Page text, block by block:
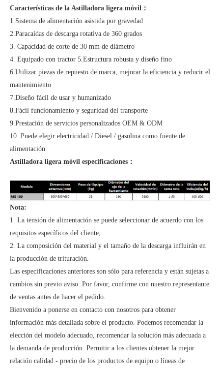
Características de la Astilladora ligera móvil：
1.Sistema de alimentación asistida por gravedad
2.Paracaídas de descarga rotativa de 360 grados
3. Capacidad de corte de 30 mm de diámetro
4. Equipado con tractor 5.Estructura robusta y diseño fino
6.Utilizar piezas de repuesto de marca, mejorar la eficiencia y reducir el
mantenimiento
7.Diseño fácil de usar y humanizado
8.Fácil funcionamiento y seguridad del transporte
9.Prestación de servicios personalizados OEM & ODM
10. Puede elegir electricidad / Diesel / gasolina como fuente de
alimentación
Astilladora ligera móvil especificaciones：
Nota:
1. La tensión de alimentación se puede seleccionar de acuerdo con los
requisitos específicos del cliente;
2. La composición del material y el tamaño de la descarga influirán en
la producción de trituración.
Las especificaciones anteriores son sólo para referencia y están sujetas a
cambios sin previo aviso. Por favor, confirme con nuestro representante
de ventas antes de hacer el pedido.
Bienvenido a ponerse en contacto con nosotros para obtener
información más detallada sobre el producto. Podemos recomendar la
elección del modelo adecuado, recomendar la solución más adecuada a
la demanda de producción. Permitir a los clientes obtener la mejor
relación calidad - precio de los productos de equipo o líneas de